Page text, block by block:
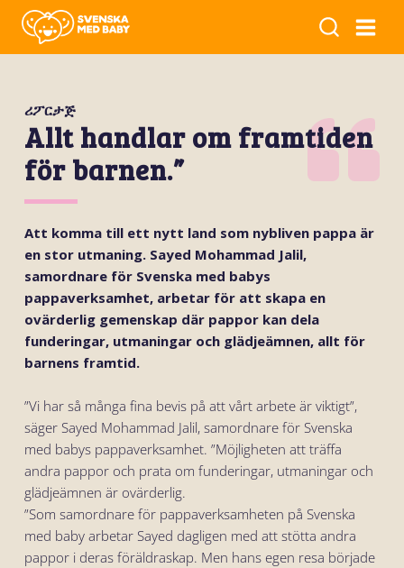
ሪፖርታጅ
Allt handlar om framtiden
för barnen.”
Att komma till ett nytt land som nybliven pappa är
en stor utmaning. Sayed Mohammad Jalil,
samordnare för Svenska med babys
pappaverksamhet, arbetar för att skapa en
ovärderlig gemenskap där pappor kan dela
funderingar, utmaningar och glädjeämnen, allt för
barnens framtid.
”Vi har så många fina bevis på att vårt arbete är viktigt”,
säger Sayed Mohammad Jalil, samordnare för Svenska
med babys pappaverksamhet. ”Möjligheten att träffa
andra pappor och prata om funderingar, utmaningar och
glädjeämnen är ovärderlig.
”Som samordnare för pappaverksamheten på Svenska
med baby arbetar Sayed dagligen med att stötta andra
pappor i deras föräldraskap. Men hans egen resa började